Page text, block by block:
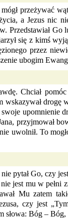
przeżywać
a Jezus nic
Przedstawiał
się z kimś
przez
ubogim
Chciał
drogę
upomnienie
przyjmował
uwolnił. To
pytał Go, czy
jest mu w pełni
Mu zatem
czy jest
słowa: Bóg –